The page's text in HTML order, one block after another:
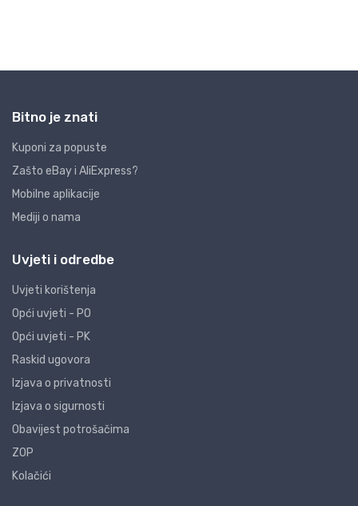
Bitno je znati
Kuponi za popuste
Zašto eBay i AliExpress?
Mobilne aplikacije
Mediji o nama
Uvjeti i odredbe
Uvjeti korištenja
Opći uvjeti - PO
Opći uvjeti - PK
Raskid ugovora
Izjava o privatnosti
Izjava o sigurnosti
Obavijest potrošačima
ZOP
Kolačići